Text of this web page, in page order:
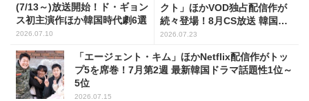
(7/13～)放送開始！ド・ギョン
ス初主演作ほか韓国時代劇6選
2026.07.10
クト」ほかVOD独占配信作が
続々登場！8月CS放送 韓国ド
ラマ(全66選)
2026.07.23
「エージェント・キム」ほかNetflix配信作がトッ
プ5を席巻！7月第2週 最新韓国ドラマ話題性1位～
5位
2026.07.15